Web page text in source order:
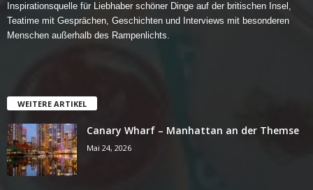
Inspirationsquelle für Liebhaber schöner Dinge auf der britischen Insel,
Teatime mit Gesprächen, Geschichten und Interviews mit besonderen
Menschen außerhalb des Rampenlichts.
WEITERE ARTIKEL
Canary Wharf – Manhattan an der Themse
Mai 24, 2026